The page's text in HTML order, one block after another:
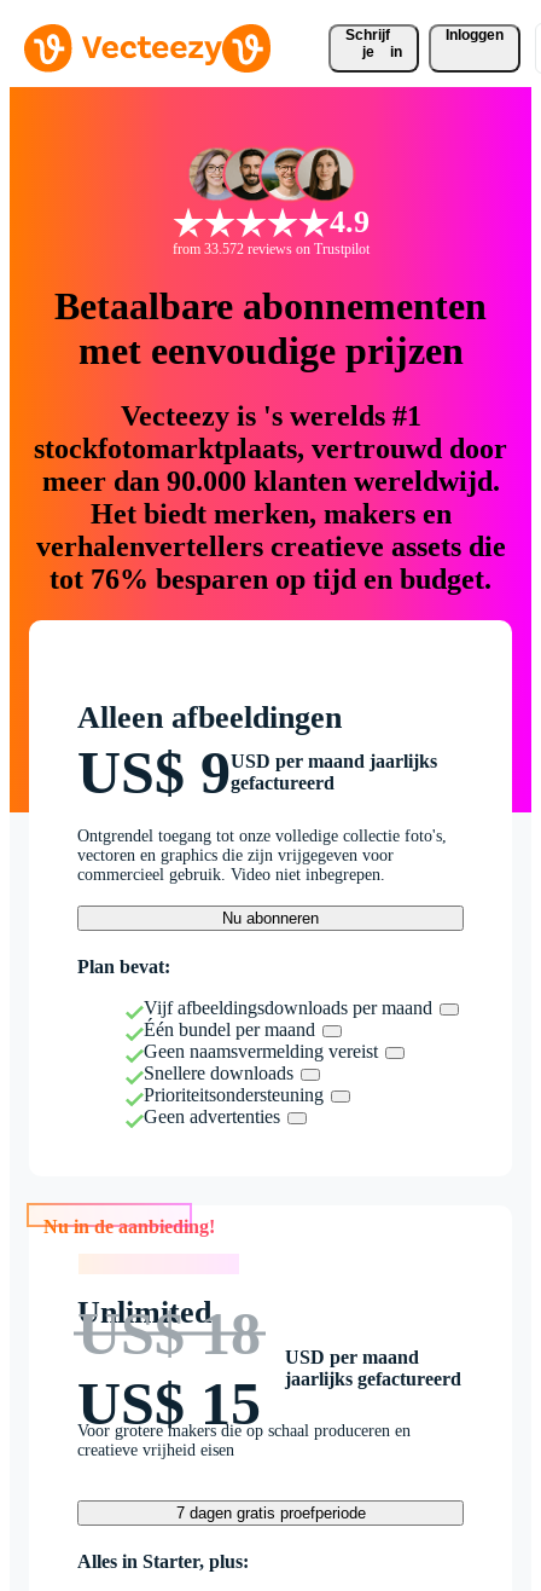
Schrijf
je
in
Inloggen
4.9
from 33.572 reviews on Trustpilot
Betaalbare abonnementen
met eenvoudige prijzen
Vecteezy is 's werelds #1
stockfotomarktplaats, vertrouwd door
meer dan 90.000 klanten wereldwijd.
Het biedt merken, makers en
verhalenvertellers creatieve assets die
tot 76% besparen op tijd en budget.
Alleen afbeeldingen
US$ 9USD per maand jaarlijks
gefactureerd
Ontgrendel toegang tot onze volledige collectie foto's,
vectoren en graphics die zijn vrijgegeven voor
commercieel gebruik. Video niet inbegrepen.
Nu abonneren
Plan bevat:
Vijf afbeeldingsdownloads per maand
Één bundel per maand
Geen naamsvermelding vereist
Snellere downloads
Prioriteitsondersteuning
Geen advertenties
Nu in de aanbieding!
Unlimited
US$ 18
US$ 15
USD per maand
jaarlijks gefactureerd
Voor grotere makers die op schaal produceren en
creatieve vrijheid eisen
7 dagen gratis proefperiode
Alles in Starter, plus: